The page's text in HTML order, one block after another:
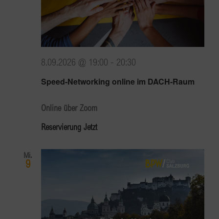
Speed-Networking online im DACH-Raum
8.09.2026 @ 19:00 - 20:30
Online über Zoom
Reservierung Jetzt
Mi.
9